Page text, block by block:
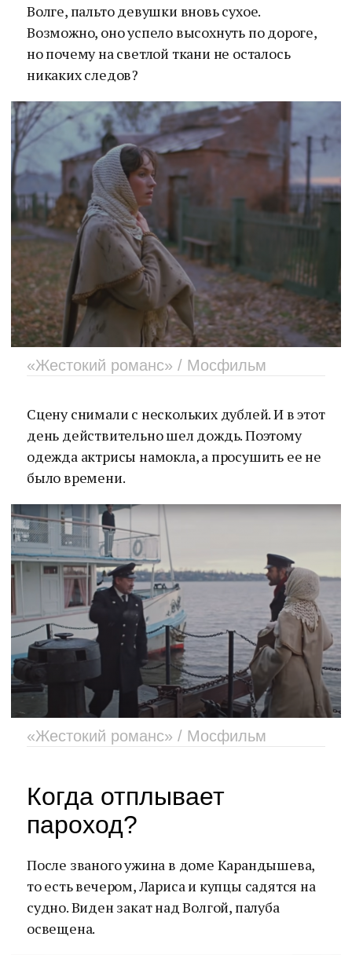
Волге, пальто девушки вновь сухое.
Возможно, оно успело высохнуть по дороге,
но почему на светлой ткани не осталось
никаких следов?
«Жестокий романс» / Мосфильм
Сцену снимали с нескольких дублей. И в этот
день действительно шел дождь. Поэтому
одежда актрисы намокла, а просушить ее не
было времени.
«Жестокий романс» / Мосфильм
Когда отплывает
пароход?
После званого ужина в доме Карандышева,
то есть вечером, Лариса и купцы садятся на
судно. Виден закат над Волгой, палуба
освещена.